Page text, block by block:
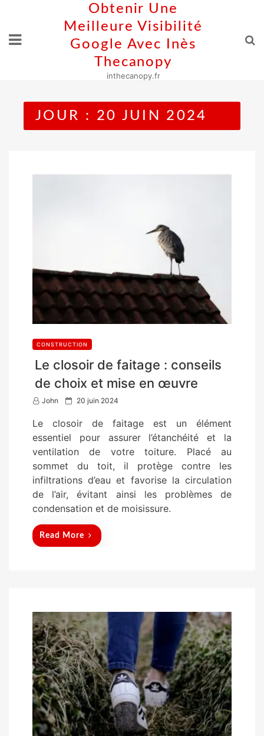
content
Obtenir Une
Meilleure Visibilité
Google Avec Inès
Thecanopy
inthecanopy.fr
JOUR : 20 JUIN 2024
CONSTRUCTION
Le closoir de faitage : conseils
de choix et mise en œuvre
John
P
s
e
o
20 juin 2024
Le closoir de faitage est un élément
essentiel pour assurer l’étanchéité et la
ventilation de votre toiture. Placé au
sommet du toit, il protège contre les
infiltrations d’eau et favorise la circulation
de l’air, évitant ainsi les problèmes de
condensation et de moisissure.
Read More